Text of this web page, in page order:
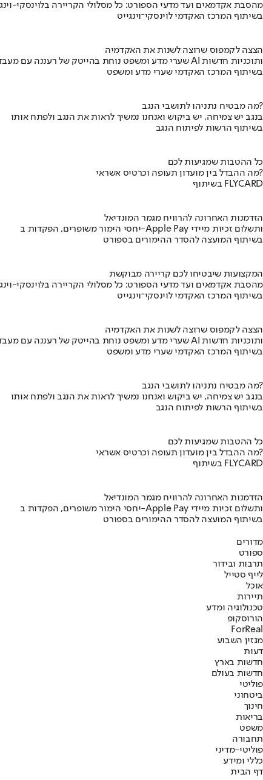
מהסבת אקדמאים ועד מדעי הספורט: כל מסלולי הקריירה בלוינסקי-
בשיתוף המרכז האקדמי לוינסקי־וינגייט
הצצה לקמפוס שרוצה לשנות את האקדמיה
שערי מדע ומשפט נוחת בהייטק של רעננה עם מעבדות AI ותוכניות חדשות
בשיתוף המרכז האקדמי שערי מדע ומשפט
מה מבטיח נתניהו לתושבי הנגב?
בנגב יש צמיחה, יש ביקוש ואנחנו נמשיך לראות את הנגב ולפתח אותו
בשיתוף הרשות לפיתוח הנגב
כל ההטבות שמגיעות לכם
מה ההבדל בין מועדון תעופה וכרטיס אשראי?
בשיתוף FLYCARD
הזדמנות האחרונה להרוויח מגמר המונדיאל
יחסי הימור משופרים, הפקדות ב-Apple Pay ותשלום זכיות מיידי
בשיתוף המועצה להסדר ההימורים בספורט
המקצועות שיבטיחו לכם קריירה מבוקשת
מהסבת אקדמאים ועד מדעי הספורט: כל מסלולי הקריירה בלוינסקי-
בשיתוף המרכז האקדמי לוינסקי־וינגייט
הצצה לקמפוס שרוצה לשנות את האקדמיה
שערי מדע ומשפט נוחת בהייטק של רעננה עם מעבדות AI ותוכניות חדשות
בשיתוף המרכז האקדמי שערי מדע ומשפט
מה מבטיח נתניהו לתושבי הנגב?
בנגב יש צמיחה, יש ביקוש ואנחנו נמשיך לראות את הנגב ולפתח אותו
בשיתוף הרשות לפיתוח הנגב
כל ההטבות שמגיעות לכם
מה ההבדל בין מועדון תעופה וכרטיס אשראי?
בשיתוף FLYCARD
הזדמנות האחרונה להרוויח מגמר המונדיאל
יחסי הימור משופרים, הפקדות ב-Apple Pay ותשלום זכיות מיידי
בשיתוף המועצה להסדר ההימורים בספורט
מדורים
ספורט
תרבות ובידור
לייף סטייל
אוכל
תיירות
טכנולוגיה ומדע
הורוסקופ
ForReal
מגזין השבוע
דעות
חדשות בארץ
חדשות בעולם
פוליטי
ביטחוני
חינוך
בריאות
משפט
תחבורה
פוליטי-מדיני
כללי ומידע
דף הבית